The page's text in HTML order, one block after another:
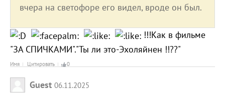
вчера на светофоре его видел, вроде он был.
!!!Как в фильме
"ЗА СПИЧКАМИ"."Ты ли это-Эхоляйнен !!??"
Имя Цитировать 0
Guest 06.11.2025